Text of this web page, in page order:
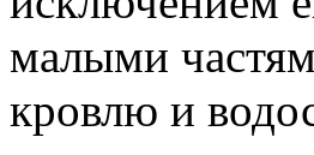
малыми
кровлю и